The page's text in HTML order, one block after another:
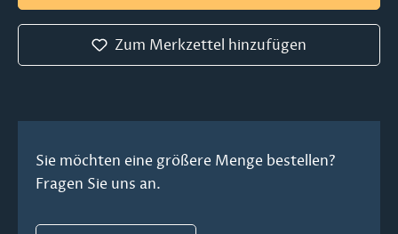
Zum Merkzettel hinzufügen
Sie möchten eine größere Menge bestellen?
Fragen Sie uns an.